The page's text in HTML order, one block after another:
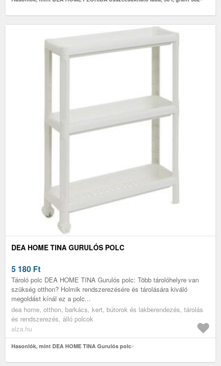
DEA HOME TINA GURULÓS POLC
5 180 Ft
Tároló polc DEA HOME TINA Gurulós polc: Több tárolóhelyre van
szükség otthon? Holmik rendszerezésére és tárolására kiváló
megoldást kínál ez a polc...
dea home, otthon, barkács, kert, bútorok és lakberendezés, tárolás
és rendszerezés, álló polcok
alza.hu
Hasonlók, mint DEA HOME TINA Gurulós polc